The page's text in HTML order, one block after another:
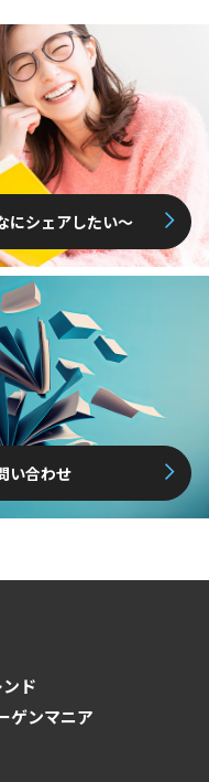
にシェアしたい〜
い合わせ
ド
ゲンマニア